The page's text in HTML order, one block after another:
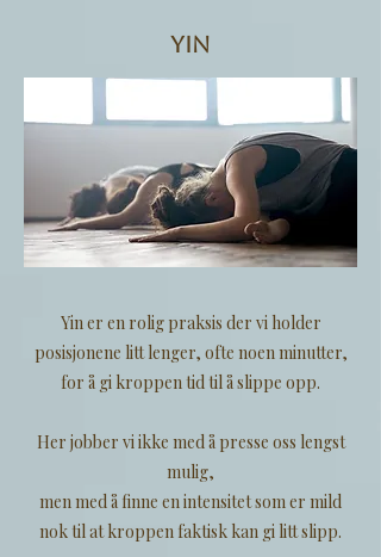
Yin
Yin er en rolig praksis der vi holder
posisjonene litt lenger, ofte noen minutter,
for å gi kroppen tid til å slippe opp.
Her jobber vi ikke med å presse oss lengst
mulig,
men med å finne en intensitet som er mild
nok til at kroppen faktisk kan gi litt slipp.